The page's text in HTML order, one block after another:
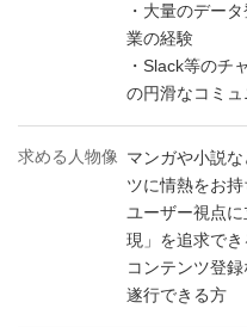
・大量のデー
業の経験
・Slack等のチ
の円滑なコミ
求める人物像 マンガや小説
ツに情熱をお
ユーザー視点
現」を追求でき
コンテンツ登
遂行できる方